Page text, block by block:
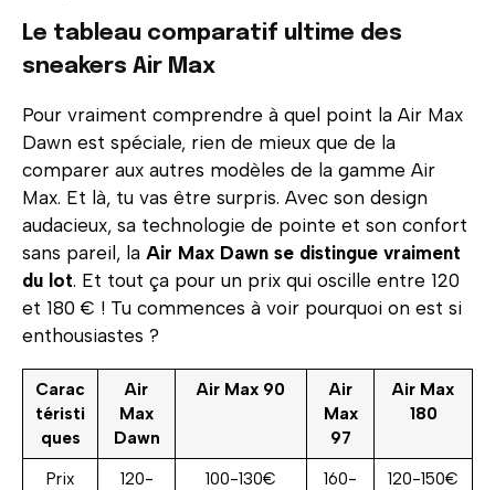
Le tableau comparatif ultime des
sneakers Air Max
Pour vraiment comprendre à quel point la Air Max
Dawn est spéciale, rien de mieux que de la
comparer aux autres modèles de la gamme Air
Max. Et là, tu vas être surpris. Avec son design
audacieux, sa technologie de pointe et son confort
sans pareil, la Air Max Dawn se distingue vraiment
du lot. Et tout ça pour un prix qui oscille entre 120
et 180 € ! Tu commences à voir pourquoi on est si
enthousiastes ?
Carac
téristi
ques
Air
Max
Dawn
Air Max 90
Air
Max
97
Air Max
180
Prix
120-
100-130€
160-
120-150€